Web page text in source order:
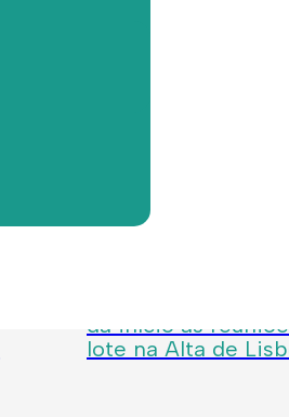
dá início às
lote na Alta de